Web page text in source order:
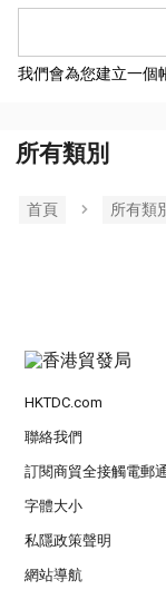
我們會為您建立一個
所有類別
首頁 所有類
HKTDC.com
聯絡我們
訂閱商貿全接觸電郵
字體大小
私隱政策聲明
網站導航